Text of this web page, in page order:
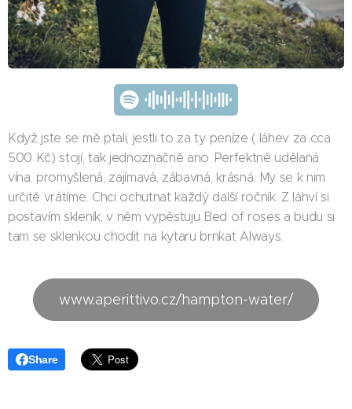
Když jste se mě ptali, jestli to za ty peníze ( láhev za cca
500 Kč) stojí, tak jednoznačně ano. Perfektně udělaná
vína, promyšlená, zajímavá, zábavná, krásná. My se k nim
určitě vrátíme. Chci ochutnat každý další ročník. Z láhví si
postavím skleník, v něm vypěstuju Bed of roses a budu si
tam se sklenkou chodit na kytaru brnkat Always.
www.aperittivo.cz/hampton-water/
Share